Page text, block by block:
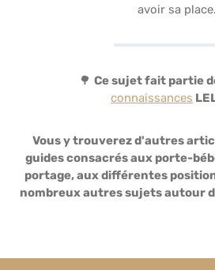
avoir sa place.
🌳 Ce sujet fait partie
connaissances
Vous y trouverez d'autres
guides consacrés aux porte-
portage, aux différentes
nombreux autres sujets autour